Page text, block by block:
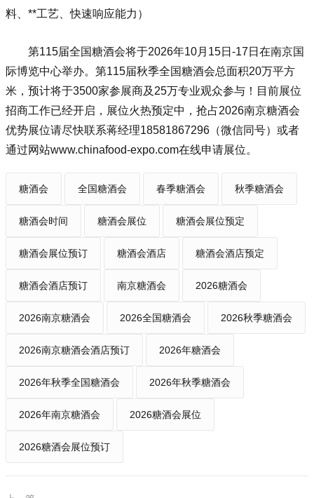
料、**工艺、快速响应能力）
第115届全国糖酒会将于2026年10月15日-17日在南京国
际博览中心举办。第115届秋季全国糖酒会总面积20万平方
米，预计将于3500家参展商及25万专业观众参与！目前展位
招商工作已经开启，展位火热预定中，抢占2026南京糖酒会
优势展位请尽快联系蒋经理18581867296（微信同号）或者
通过网站www.chinafood-expo.com在线申请展位。
糖酒会 全国糖酒会 春季糖酒会 秋季糖酒会
糖酒会时间 糖酒会展位 糖酒会展位预定
糖酒会展位预订 糖酒会酒店 糖酒会酒店预定
糖酒会酒店预订 南京糖酒会 2026糖酒会
2026南京糖酒会 2026全国糖酒会 2026秋季糖酒会
2026南京糖酒会酒店预订 2026年糖酒会
2026年秋季全国糖酒会 2026年秋季糖酒会
2026年南京糖酒会 2026糖酒会展位
2026糖酒会展位预订